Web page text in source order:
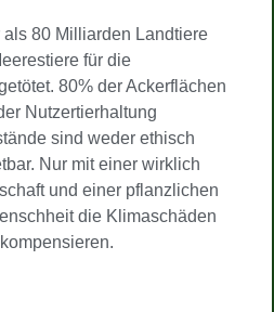
80 Milliarden Landtiere
für die
80% der Ackerflächen
Nutzertierhaltung
sind weder ethisch
Nur mit einer wirklich
und einer pflanzlichen
die Klimaschäden